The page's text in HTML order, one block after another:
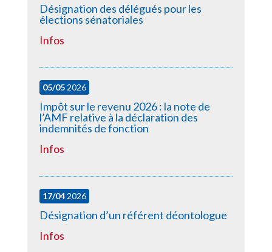
Désignation des délégués pour les
élections sénatoriales
Infos
05/052026
Impôt sur le revenu 2026 : la note de
l’AMF relative à la déclaration des
indemnités de fonction
Infos
17/042026
Désignation d’un référent déontologue
Infos